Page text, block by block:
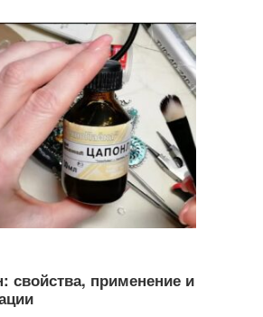
Вы разрешаете сбор и обработку
Политика конфиденциальности
свойства, применение и